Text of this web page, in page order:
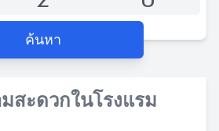
ค้นหา
สะดวกในโรงแรม